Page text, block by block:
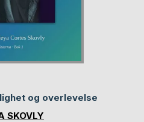
og overlevelse
SKOVLY